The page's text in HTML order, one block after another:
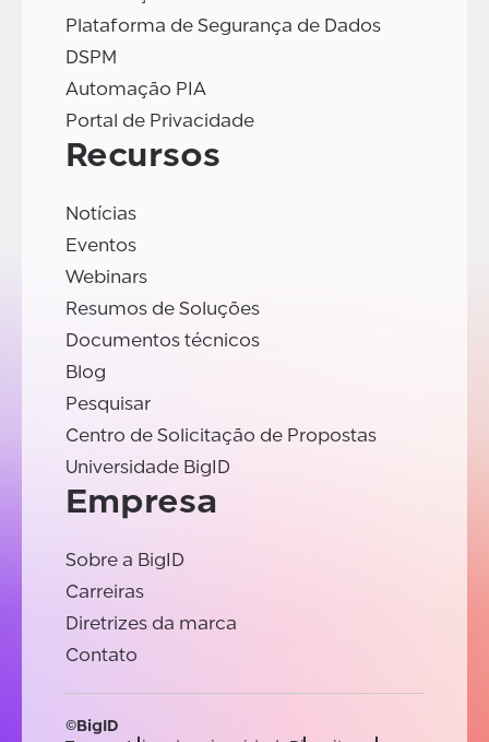
Plataforma de Segurança de Dados
DSPM
Automação PIA
Portal de Privacidade
Recursos
Notícias
Eventos
Webinars
Resumos de Soluções
Documentos técnicos
Blog
Pesquisar
Centro de Solicitação de Propostas
Universidade BigID
Empresa
Sobre a BigID
Carreiras
Diretrizes da marca
Contato
©BigID